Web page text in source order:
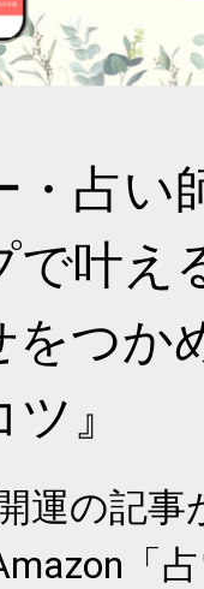
・占い
で叶
つか
』
運の記
「